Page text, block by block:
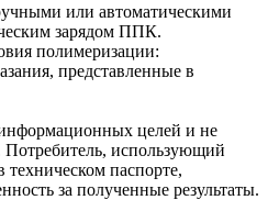
или автоматическими
зарядом ППК.
полимеризации:
представленные в
целей и не
использующий
техническом паспорте,
за полученные результаты.